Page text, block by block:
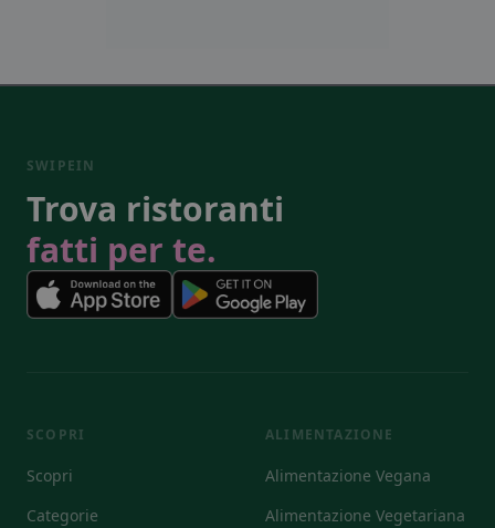
SWIPEIN
Trova ristoranti
fatti per te.
SCOPRI
Scopri
Categorie
ALIMENTAZIONE
Alimentazione Vegana
Alimentazione Vegetariana